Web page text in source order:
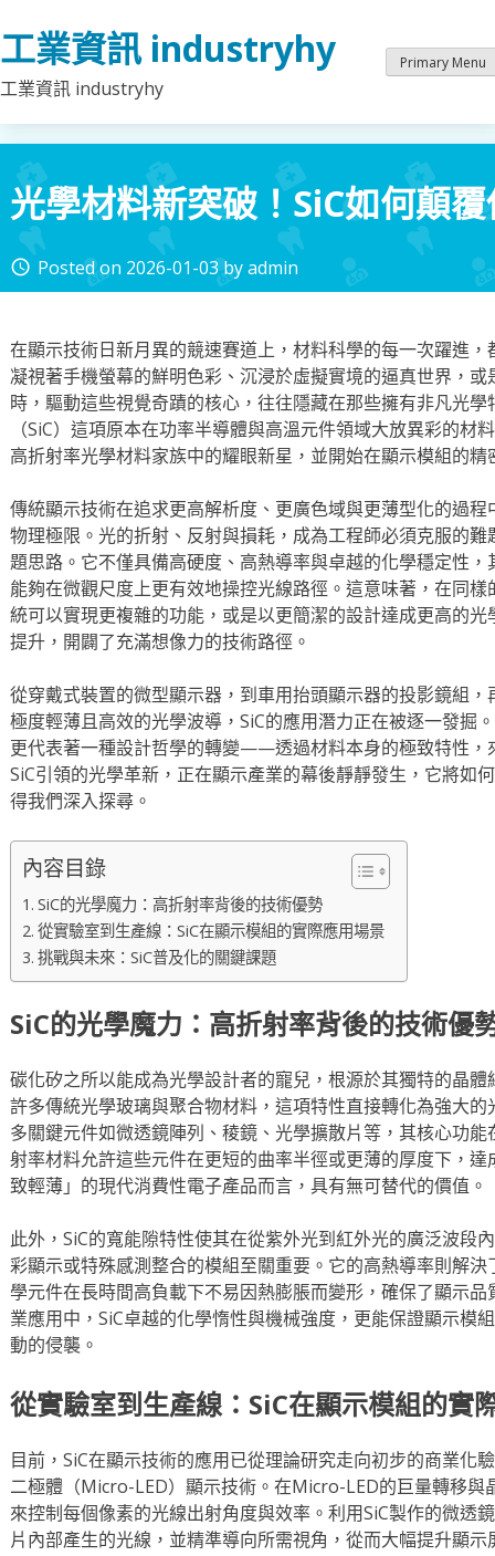
to
content
工業資訊 industryhy
工業資訊 industryhy
Primary Menu
光學材料新突破！SiC如何顛
access_time Posted on 2026-01-03byadmin
在顯示技術日新月異的競速賽道上，材料科學的每一次躍進
凝視著手機螢幕的鮮明色彩、沉浸於虛擬實境的逼真世界，
時，驅動這些視覺奇蹟的核心，往往隱藏在那些擁有非凡光
（SiC）這項原本在功率半導體與高溫元件領域大放異彩的材
高折射率光學材料家族中的耀眼新星，並開始在顯示模組的
傳統顯示技術在追求更高解析度、更廣色域與更薄型化的過
物理極限。光的折射、反射與損耗，成為工程師必須克服的
題思路。它不僅具備高硬度、高熱導率與卓越的化學穩定性
能夠在微觀尺度上更有效地操控光線路徑。這意味著，在同
統可以實現更複雜的功能，或是以更簡潔的設計達成更高的
提升，開闢了充滿想像力的技術路徑。
從穿戴式裝置的微型顯示器，到車用抬頭顯示器的投影鏡組
極度輕薄且高效的光學波導，SiC的應用潛力正在被逐一發掘
更代表著一種設計哲學的轉變——透過材料本身的極致特性，
SiC引領的光學革新，正在顯示產業的幕後靜靜發生，它將如
得我們深入探尋。
內容目錄
SiC的光學魔力：高折射率背後的技術優勢
從實驗室到生產線：SiC在顯示模組的實際應用場景
挑戰與未來：SiC普及化的關鍵課題
SiC的光學魔力：高折射率背後的技術優
碳化矽之所以能成為光學設計者的寵兒，根源於其獨特的晶
許多傳統光學玻璃與聚合物材料，這項特性直接轉化為強大
多關鍵元件如微透鏡陣列、稜鏡、光學擴散片等，其核心功
射率材料允許這些元件在更短的曲率半徑或更薄的厚度下，
致輕薄」的現代消費性電子產品而言，具有無可替代的價值。
此外，SiC的寬能隙特性使其在從紫外光到紅外光的廣泛波段
彩顯示或特殊感測整合的模組至關重要。它的高熱導率則解
學元件在長時間高負載下不易因熱膨脹而變形，確保了顯示
業應用中，SiC卓越的化學惰性與機械強度，更能保證顯示模
動的侵襲。
從實驗室到生產線：SiC在顯示模組的實
目前，SiC在顯示技術的應用已從理論研究走向初步的商業化
二極體（Micro-LED）顯示技術。在Micro-LED的巨量轉移與
來控制每個像素的光線出射角度與效率。利用SiC製作的微透
片內部產生的光線，並精準導向所需視角，從而大幅提升顯